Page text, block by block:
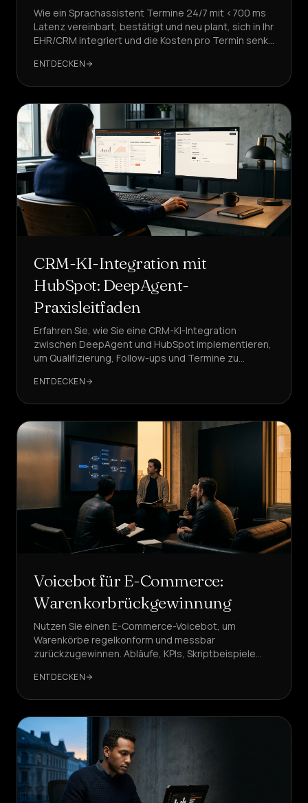
Wie ein Sprachassistent Termine 24/7 mit <700 ms
Latenz vereinbart, bestätigt und neu plant, sich in Ihr
EHR/CRM integriert und die Kosten pro Termin senkt.
ENTDECKEN
CRM-KI-Integration mit
HubSpot: DeepAgent-
Praxisleitfaden
Erfahren Sie, wie Sie eine CRM-KI-Integration
zwischen DeepAgent und HubSpot implementieren,
um Qualifizierung, Follow-ups und Termine zu
Mappings und KPIs.
ENTDECKEN
Voicebot für E-Commerce:
Warenkorbrückgewinnung
Nutzen Sie einen E-Commerce-Voicebot, um
Warenkörbe regelkonform und messbar
zurückzugewinnen. Abläufe, KPIs, Skriptbeispiele
ENTDECKEN